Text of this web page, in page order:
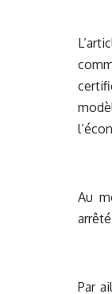
Au
Par